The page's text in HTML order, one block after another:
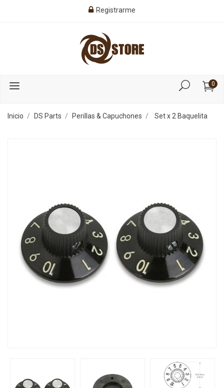
Registrarme
0
Inicio DS Parts Perillas & Capuchones Set x 2 Baquelita